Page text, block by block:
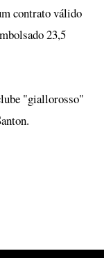
contrato válido
23,5
"giallorosso"